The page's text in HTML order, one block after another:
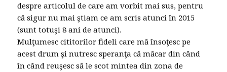
despre articolul de care am vorbit mai sus, pentru
că sigur nu mai ştiam ce am scris atunci în 2015
(sunt totuşi 8 ani de atunci).
Mulţumesc cititorilor fideli care mă însoţesc pe
acest drum şi nutresc speranţa că măcar din când
în când reuşesc să le scot mintea din zona de